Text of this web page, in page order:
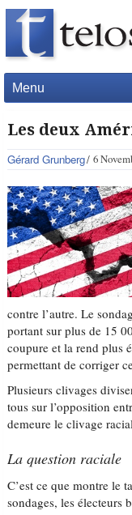
Menu
Les deux
Gérard Grunberg 6
contre l’autre. Le
portant sur plus de 15
coupure et la rend plus
permettant de corriger
Plusieurs clivages
tous sur l’opposition
demeure le clivage
La question raciale
C’est ce que montre le
sondages, les électeurs